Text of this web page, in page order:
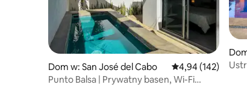
Dom w: San José del Cabo Średnia ocena:
4,94 (142)
Punto Balsa | Prywatny basen, Wi-Fi